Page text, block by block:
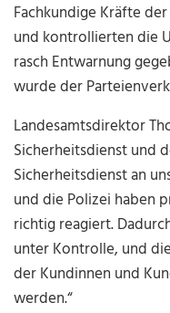
Fachkundige Kräfte
und kontrollierten die
rasch Entwarnung
wurde der
Landesamtsdirektor
Sicherheitsdienst und
Sicherheitsdienst an
und die Polizei haben
richtig reagiert.
unter Kontrolle, und
der Kundinnen und
werden.“